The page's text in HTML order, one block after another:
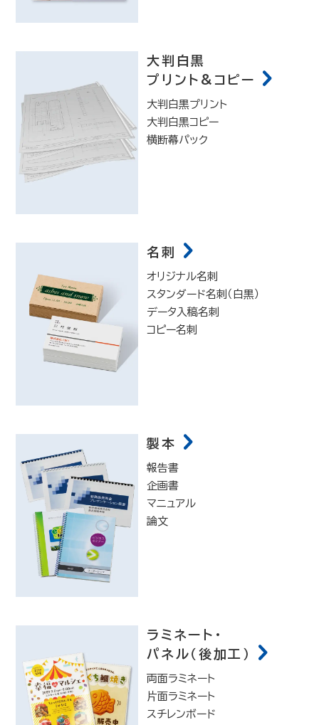
大判白黒
プリント&コピー
大判白黒プリント
大判白黒コピー
横断幕パック
名刺
オリジナル名刺
スタンダード名刺（白黒）
データ入稿名刺
コピー名刺
製本
報告書
企画書
マニュアル
論文
ラミネート・
パネル（後加工）
両面ラミネート
片面ラミネート
スチレンボード